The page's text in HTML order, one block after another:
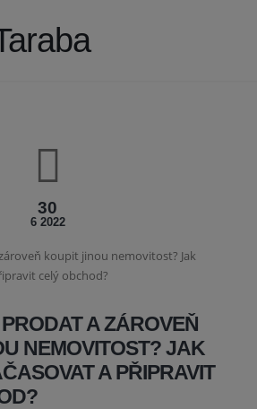
30
6 2022
A ZÁROVEŇ
NEMOVITOST? JAK
A PŘIPRAVIT